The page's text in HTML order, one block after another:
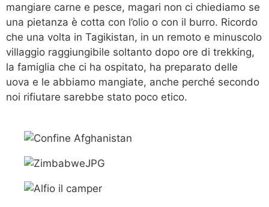
mangiare carne e pesce, magari non ci chiediamo se
una pietanza è cotta con l’olio o con il burro. Ricordo
che una volta in Tagikistan, in un remoto e minuscolo
villaggio raggiungibile soltanto dopo ore di trekking,
la famiglia che ci ha ospitato, ha preparato delle
uova e le abbiamo mangiate, anche perché secondo
noi rifiutare sarebbe stato poco etico.